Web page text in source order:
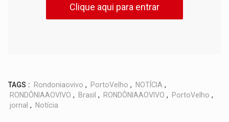
Clique aqui para entrar
TAGS : Rondoniaovivo , PortoVelho , NOTÍCIA ,
RONDÔNIAAOVIVO , Brasil , RONDÔNIAAOVIVO , PortoVelho ,
jornal , Notícia